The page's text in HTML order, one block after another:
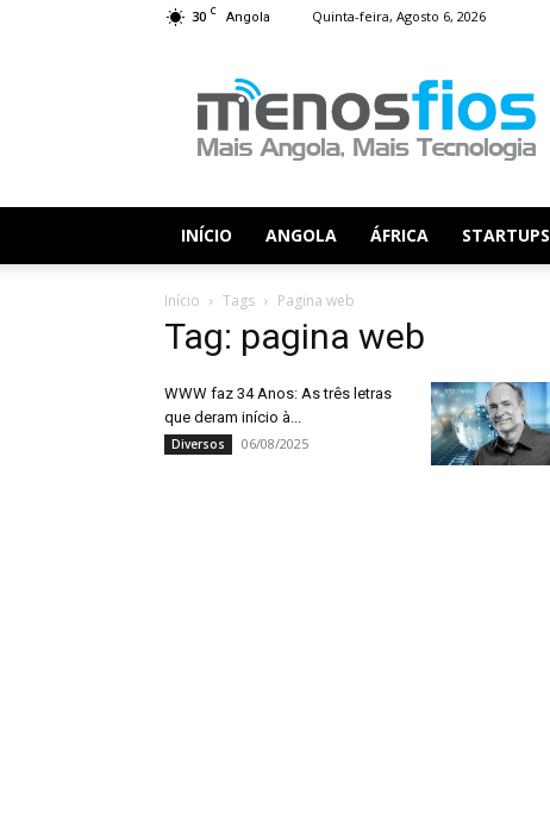
30 C Angola Quinta-feira, Agosto 6, 2026
Fios
INÍCIO ANGOLA ÁFRICA STARTUPS
Início Tags Pagina web
Tag: pagina web
WWW faz 34 Anos: As três letras
que deram início à...
Diversos 06/08/2025